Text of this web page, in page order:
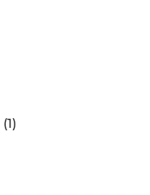
(1)